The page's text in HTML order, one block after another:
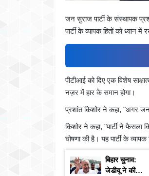
जन सुराज पार्टी के संस्थापक
पार्टी के व्यापक हितों को ध्यान में
पीटीआई को दिए एक विशेष
नज़र में हार के समान होगा।
प्रशांत किशोर ने कहा, "अगर जन
किशोर ने कहा, "पार्टी ने फैसला
घोषणा की है। यह पार्टी के
बिहार चुनाव:
जेडीयू ने की